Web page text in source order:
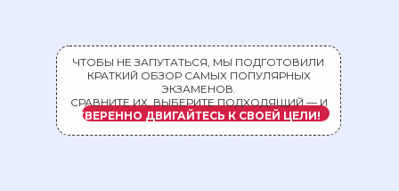
ЧТОБЫ НЕ ЗАПУТАТЬСЯ, МЫ ПОДГОТОВИЛИ
КРАТКИЙ ОБЗОР САМЫХ ПОПУЛЯРНЫХ
ЭКЗАМЕНОВ.
СРАВНИТЕ ИХ, ВЫБЕРИТЕ ПОДХОДЯЩИЙ — И
УВЕРЕННО ДВИГАЙТЕСЬ К СВОЕЙ ЦЕЛИ!